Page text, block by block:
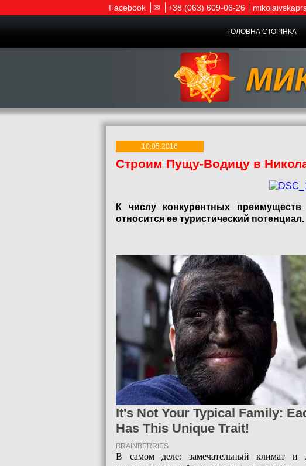
Facebook ✉ +38 (063) 609-06-26
ГОЛОВНА СТОРІНКА
10.05.2016
Строим Пущу-Водицу в
К числу конкурентных
относится ее туристический потенциал.
В самом деле: замечательный климат и